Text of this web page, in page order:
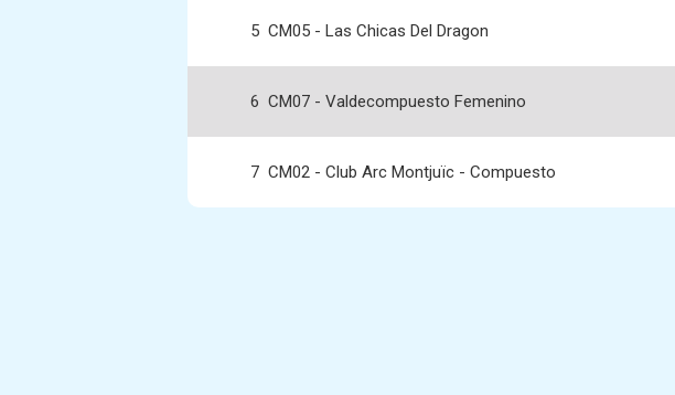
5 CM05 - Las Chicas Del Dragon
6 CM07 - Valdecompuesto Femenino
7 CM02 - Club Arc Montjuïc - Compuesto